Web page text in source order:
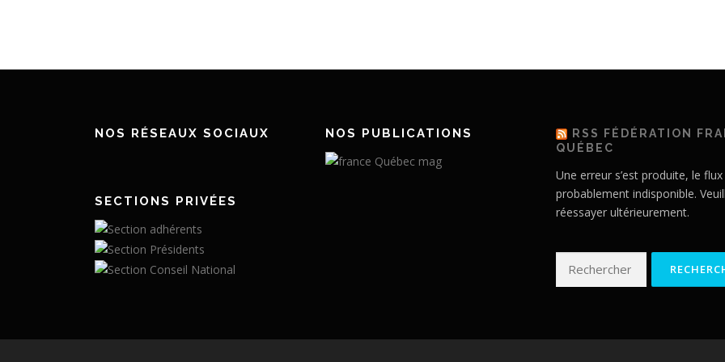
NOS RÉSEAUX SOCIAUX
SECTIONS PRIVÉES
NOS PUBLICATIONS
RSS FÉDÉRATION
QUÉBEC
Une erreur s’est produite, le
probablement indisponible.
réessayer ultérieurement.